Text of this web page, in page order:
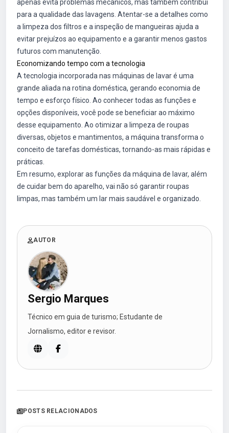
apenas evita problemas mecânicos, mas também contribui
para a qualidade das lavagens. Atentar-se a detalhes como
a limpeza dos filtros e a inspeção de mangueiras ajuda a
evitar prejuízos ao equipamento e a garantir menos gastos
futuros com manutenção.
Economizando tempo com a tecnologia
A tecnologia incorporada nas máquinas de lavar é uma
grande aliada na rotina doméstica, gerando economia de
tempo e esforço físico. Ao conhecer todas as funções e
opções disponíveis, você pode se beneficiar ao máximo
desse equipamento. Ao otimizar a limpeza de roupas
diversas, objetos e mantimentos, a máquina transforma o
conceito de tarefas domésticas, tornando-as mais rápidas e
práticas.
Em resumo, explorar as funções da máquina de lavar, além
de cuidar bem do aparelho, vai não só garantir roupas
limpas, mas também um lar mais saudável e organizado.
AUTOR
Sergio Marques
Técnico em guia de turismo; Estudante de
Jornalismo, editor e revisor.
POSTS RELACIONADOS